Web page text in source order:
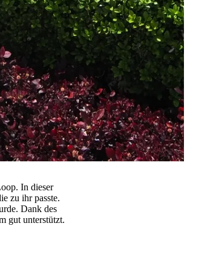
In dieser
zu ihr passte.
Dank des
gut unterstützt.